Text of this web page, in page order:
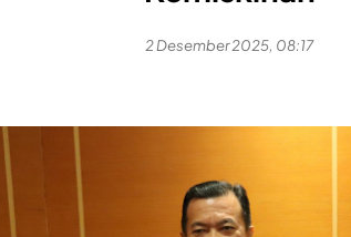
2 Desember 2025, 08:17